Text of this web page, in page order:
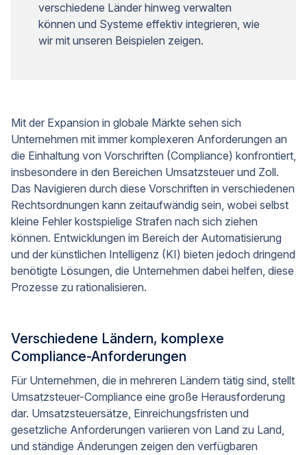
verschiedene Länder hinweg verwalten
können und Systeme effektiv integrieren, wie
wir mit unseren Beispielen zeigen.
Mit der Expansion in globale Märkte sehen sich
Unternehmen mit immer komplexeren Anforderungen an
die Einhaltung von Vorschriften (Compliance) konfrontiert,
insbesondere in den Bereichen Umsatzsteuer und Zoll.
Das Navigieren durch diese Vorschriften in verschiedenen
Rechtsordnungen kann zeitaufwändig sein, wobei selbst
kleine Fehler kostspielige Strafen nach sich ziehen
können. Entwicklungen im Bereich der Automatisierung
und der künstlichen Intelligenz (KI) bieten jedoch dringend
benötigte Lösungen, die Unternehmen dabei helfen, diese
Prozesse zu rationalisieren.
Verschiedene Ländern, komplexe
Compliance-Anforderungen
Für Unternehmen, die in mehreren Ländern tätig sind, stellt
Umsatzsteuer-Compliance eine große Herausforderung
dar. Umsatzsteuersätze, Einreichungsfristen und
gesetzliche Anforderungen variieren von Land zu Land,
und ständige Änderungen zeigen den verfügbaren